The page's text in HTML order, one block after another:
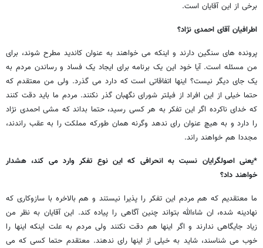
برخی از این آقایان است.
اطرافیان آقای احمدی نژاد؟
پرونده های سنگین دارند و اینکه می خواهند به عنوان کاندید مطرح شوند، برای
من مسئله است. آیا خود این یک برنامه برای ایجاد یک فساد و رساندن مردم به
یک جای دیگر نیست؟ اینها اتفاقاتی است که دارد می گذرد. ولی من معتقدم که
حتما خیلی از این افراد از فیلتر شورای نگهبان گذر نکنند. مردم ما باید دقت کنند
که خدای ناکرده اگر این تفکر به هر کسی رسید، حتما بداند که مشی احمدی نژاد
را دارد و به هیچ عنوان رای ندهد وگرنه همان طورکه مملکت را به عقب راندند،
مجددا هم خواهند راند.
*یعنی اصولگرایان نسبت به انحرافی که این نوع تفکر وارد می کند، هشدار
خواهند داد؟
ما معتقدیم که هم مردم این تفکر را پذیرا نیستند و هم بالاخره با سازوکاری که
نهادینه شده، ان شاءالله بتواند چنین آگاهی را پیاده کند. این آقایان به نظر من
زیاد جایگاهی ندارند و اگر اینها هم دقت نکنند ولی مردم به علت اینکه اینها را
خوب می شناسند، شاید به خیلی از اینها رای ندهند. معتقدم حتما کسی که می